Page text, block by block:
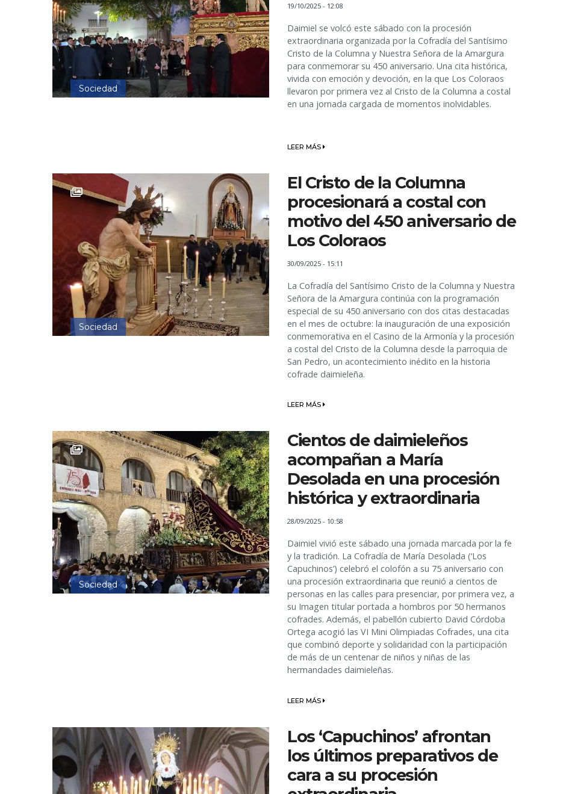
Sociedad
19/10/2025 - 12:08
Daimiel se volcó este sábado con la procesión
extraordinaria organizada por la Cofradía del Santísimo
Cristo de la Columna y Nuestra Señora de la Amargura
para conmemorar su 450 aniversario. Una cita histórica,
vivida con emoción y devoción, en la que Los Coloraos
llevaron por primera vez al Cristo de la Columna a costal
en una jornada cargada de momentos inolvidables.
LEER MÁS
Sociedad
El Cristo de la Columna
procesionará a costal con
motivo del 450 aniversario de
Los Coloraos
30/09/2025 - 15:11
La Cofradía del Santísimo Cristo de la Columna y Nuestra
Señora de la Amargura continúa con la programación
especial de su 450 aniversario con dos citas destacadas
en el mes de octubre: la inauguración de una exposición
conmemorativa en el Casino de la Armonía y la procesión
a costal del Cristo de la Columna desde la parroquia de
San Pedro, un acontecimiento inédito en la historia
cofrade daimieleña.
LEER MÁS
Sociedad
Cientos de daimieleños
acompañan a María
Desolada en una procesión
histórica y extraordinaria
28/09/2025 - 10:58
Daimiel vivió este sábado una jornada marcada por la fe
y la tradición. La Cofradía de María Desolada (‘Los
Capuchinos’) celebró el colofón a su 75 aniversario con
una procesión extraordinaria que reunió a cientos de
personas en las calles para presenciar, por primera vez, a
su Imagen titular portada a hombros por 50 hermanos
cofrades. Además, el pabellón cubierto David Córdoba
Ortega acogió las VI Mini Olimpiadas Cofrades, una cita
que combinó deporte y solidaridad con la participación
de más de un centenar de niños y niñas de las
hermandades daimieleñas.
LEER MÁS
Los ‘Capuchinos’ afrontan
los últimos preparativos de
cara a su procesión